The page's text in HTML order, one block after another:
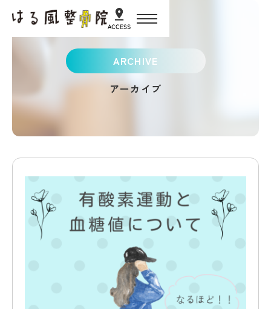
お客様の声
ARCHIVE
アーカイブ